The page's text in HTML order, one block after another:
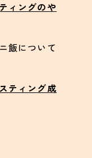
ィングのや
飯について
ティング成